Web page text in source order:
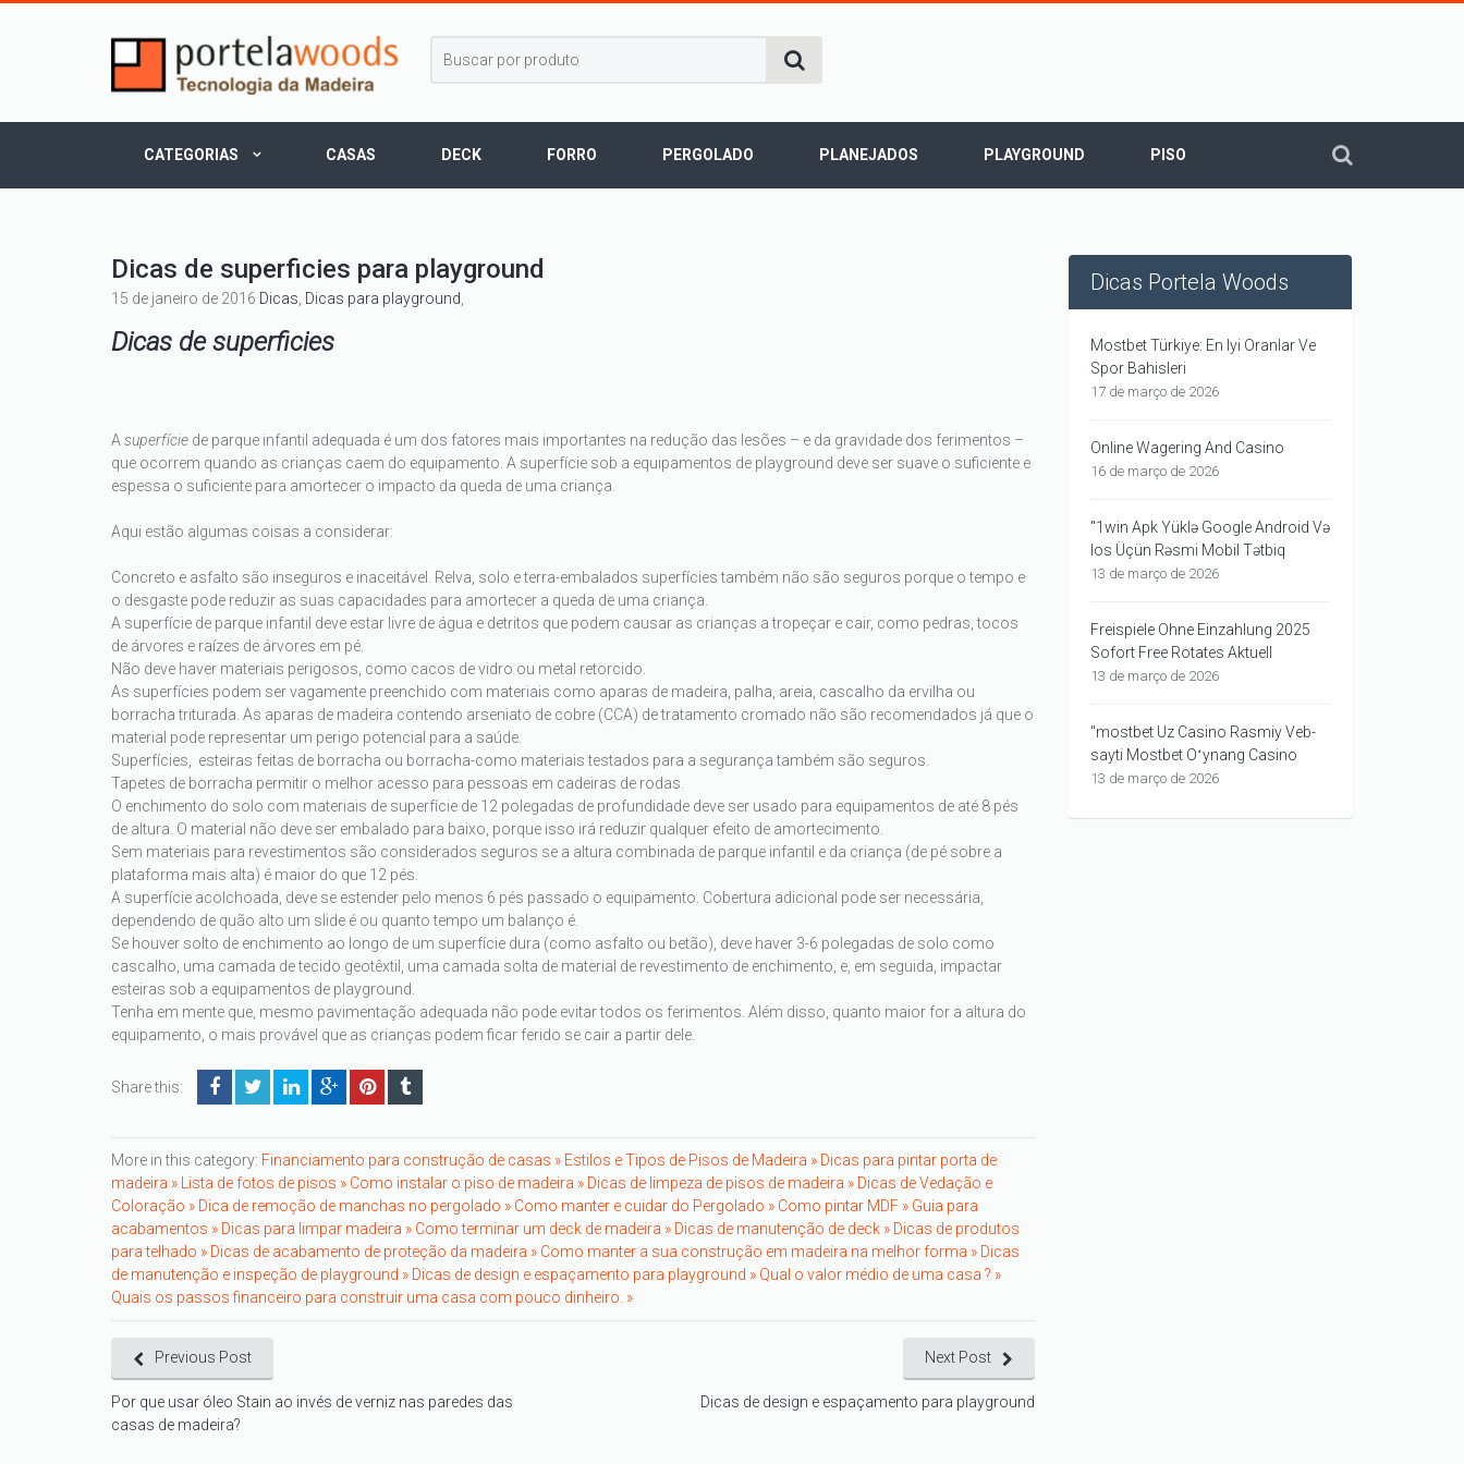
CATEGORIAS CASAS DECK FORRO PERGOLADO PLANEJADOS PLAYGROUND PISO
Dicas Portela Woods
Mostbet Türkiye: En Iyi Oranlar Ve
Spor Bahisleri
17 de março de 2026
Online Wagering And Casino
16 de março de 2026
"1win Apk Yüklə Google Android Və
Ios Üçün Rəsmi Mobil Tətbiq
13 de março de 2026
Freispiele Ohne Einzahlung 2025
Sofort Free Rotates Aktuell
13 de março de 2026
"mostbet Uz Casino Rasmiy Veb-
sayti Mostbet Oʻynang Casino
13 de março de 2026
Dicas de superficies para playground
15 de janeiro de 2016 Dicas, Dicas para playground,
Dicas de superficies
Asuperfície de parque infantil adequada é um dos fatores mais importantes na redução das lesões – e da gravidade dos ferimentos –
que ocorrem quando as crianças caem do equipamento. A superfície sob a equipamentos de playground deve ser suave o suficiente e
espessa o suficiente para amortecer o impacto da queda de uma criança.
Aqui estão algumas coisas a considerar:
Concreto e asfalto são inseguros e inaceitável. Relva, solo e terra-embalados superfícies também não são seguros porque o tempo e
o desgaste pode reduzir as suas capacidades para amortecer a queda de uma criança.
A superfície de parque infantil deve estar livre de água e detritos que podem causar as crianças a tropeçar e cair, como pedras, tocos
de árvores e raízes de árvores em pé.
Não deve haver materiais perigosos, como cacos de vidro ou metal retorcido.
As superfícies podem ser vagamente preenchido com materiais como aparas de madeira, palha, areia, cascalho da ervilha ou
borracha triturada. As aparas de madeira contendo arseniato de cobre (CCA) de tratamento cromado não são recomendados já que o
material pode representar um perigo potencial para a saúde.
Superfícies, esteiras feitas de borracha ou borracha-como materiais testados para a segurança também são seguros.
Tapetes de borracha permitir o melhor acesso para pessoas em cadeiras de rodas.
O enchimento do solo com materiais de superfície de 12 polegadas de profundidade deve ser usado para equipamentos de até 8 pés
de altura. O material não deve ser embalado para baixo, porque isso irá reduzir qualquer efeito de amortecimento.
Sem materiais para revestimentos são considerados seguros se a altura combinada de parque infantil e da criança (de pé sobre a
plataforma mais alta) é maior do que 12 pés.
A superfície acolchoada, deve se estender pelo menos 6 pés passado o equipamento. Cobertura adicional pode ser necessária,
dependendo de quão alto um slide é ou quanto tempo um balanço é.
Se houver solto de enchimento ao longo de um superfície dura (como asfalto ou betão), deve haver 3-6 polegadas de solo como
cascalho, uma camada de tecido geotêxtil, uma camada solta de material de revestimento de enchimento, e, em seguida, impactar
esteiras sob a equipamentos de playground.
Tenha em mente que, mesmo pavimentação adequada não pode evitar todos os ferimentos. Além disso, quanto maior for a altura do
equipamento, o mais provável que as crianças podem ficar ferido se cair a partir dele.
Share this:
More in this category: Financiamento para construção de casas » Estilos e Tipos de Pisos de Madeira » Dicas para pintar porta de
madeira » Lista de fotos de pisos » Como instalar o piso de madeira » Dicas de limpeza de pisos de madeira » Dicas de Vedação e
Coloração » Dica de remoção de manchas no pergolado » Como manter e cuidar do Pergolado » Como pintar MDF » Guia para
acabamentos » Dicas para limpar madeira » Como terminar um deck de madeira » Dicas de manutenção de deck » Dicas de produtos
para telhado » Dicas de acabamento de proteção da madeira » Como manter a sua construção em madeira na melhor forma » Dicas
de manutenção e inspeção de playground » Dicas de design e espaçamento para playground » Qual o valor médio de uma casa ? »
Quais os passos financeiro para construir uma casa com pouco dinheiro. »
Previous Post
Por que usar óleo Stain ao invés de verniz nas paredes das
casas de madeira?
Next Post
Dicas de design e espaçamento para playground